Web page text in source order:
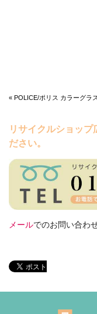
« POLICE/ポリス カラーグラ
リサイクルショップ
ださい。
メールでのお問い合わ